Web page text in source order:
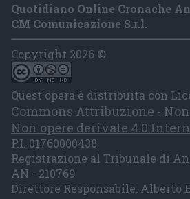
Quotidiano Online Cronache
CM Comunicazione S.r.l.
Copyright 2026 ©
Quest'opera è distribuita con
Commons Attribuzione -
Non opere derivate 4.0
P.I. 01760000438
Registrazione al Tribunale di
AN - 210769
Direttore Responsabile: Alberto